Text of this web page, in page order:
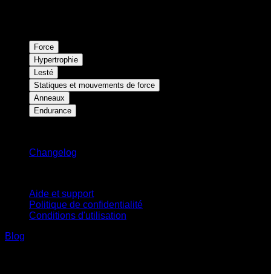
Force
Hypertrophie
Lesté
Statiques et mouvements de force
Anneaux
Endurance
Changelog
Aide et support
Politique de confidentialité
Conditions d'utilisation
Blog